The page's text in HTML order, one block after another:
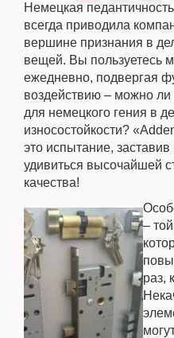
Немецкая
всегда приводила
вершине признания в
вещей. Вы пользуетесь
ежедневно, подвергая
воздействию – можно
для немецкого гения в
износостойкости?
это испытание,
удивиться высочайшей
качества!
–
раз,